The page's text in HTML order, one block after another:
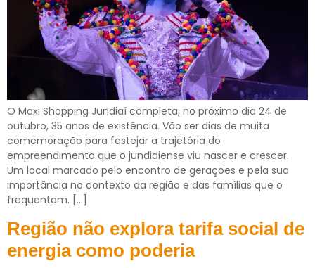
O Maxi Shopping Jundiaí completa, no próximo dia 24 de
outubro, 35 anos de existência. Vão ser dias de muita
comemoração para festejar a trajetória do
empreendimento que o jundiaiense viu nascer e crescer.
Um local marcado pelo encontro de gerações e pela sua
importância no contexto da região e das famílias que o
frequentam. […]
Região não explora tarifa social de
energia como poderia